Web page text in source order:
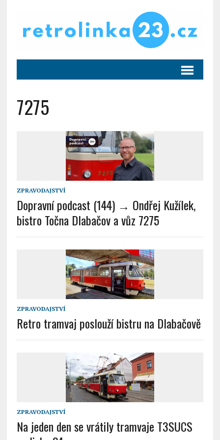
7275
ZPRAVODAJSTVÍ
Dopravní podcast (144) → Ondřej Kužílek,
bistro Točna Dlabačov a vůz 7275
ZPRAVODAJSTVÍ
Retro tramvaj poslouží bistru na Dlabačově
ZPRAVODAJSTVÍ
Na jeden den se vrátily tramvaje T3SUCS